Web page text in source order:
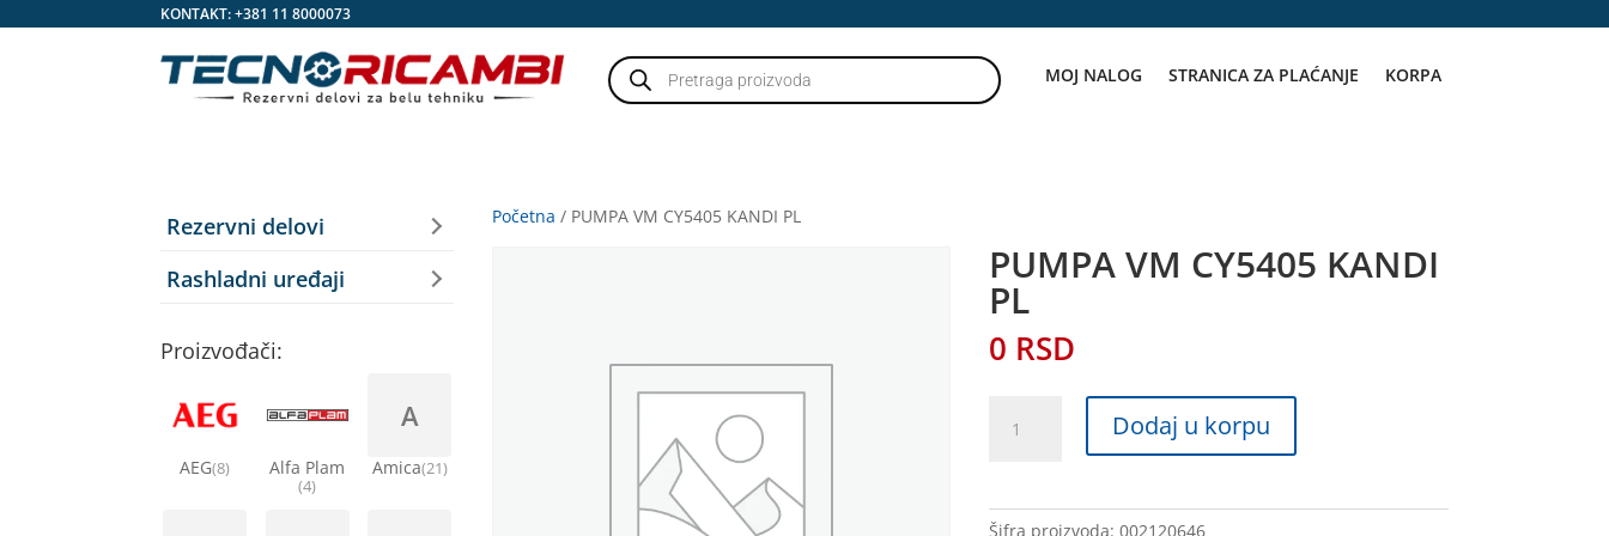
KONTAKT:+381 11 8000073
Products
search MOJ NALOG STRANICA ZA PLAĆANJE KORPA
Početna / PUMPA VM CY5405 KANDI PL
PUMPA VM CY5405 KANDI
PL
0 RSD
PL
Dodaj u korpu
Šifra proizvoda:002120646
Rezervni delovi
Rashladni uređaji
Proizvođači:
AEG(8) Alfa Plam
(4)
A
Amica(21)